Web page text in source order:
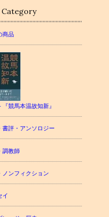
Category
商品
『競馬本温故知新』
書評・アンソロジー
調教師
ノンフィクション
イ